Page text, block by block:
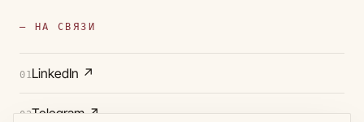
— НА СВЯЗИ
01 LinkedIn ↗
02Telegram ↗